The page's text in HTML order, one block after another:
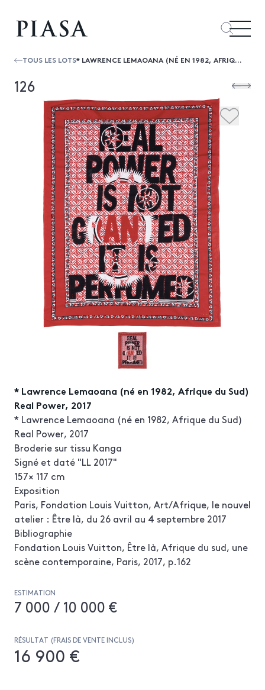
TOUS LES LOTS * LAWRENCE LEMAOANA (NÉ EN 1982, AFRIQUE DU SUD) REAL POWER, 2017
126
* Lawrence Lemaoana (né en 1982, Afrique du Sud)
Real Power, 2017
* Lawrence Lemaoana (né en 1982, Afrique du Sud)
Real Power, 2017
Broderie sur tissu Kanga
Signé et daté "LL 2017"
157× 117 cm
Exposition
Paris, Fondation Louis Vuitton, Art/Afrique, le nouvel
atelier : Être là, du 26 avril au 4 septembre 2017
Bibliographie
Fondation Louis Vuitton, Être là, Afrique du sud, une
scène contemporaine, Paris, 2017, p.162
ESTIMATION
7 000 / 10 000 €
RÉSULTAT (FRAIS DE VENTE INCLUS)
16 900 €